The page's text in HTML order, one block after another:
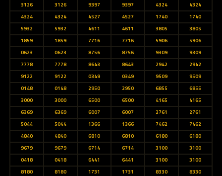
3126
3126 9397 9397 4324
4324
4324
4324 4527 4527 1740
1740
5932
5932 4611 4611 3805
3805
1859
1859 7716 7716 5906
5906
0623
0623 8756 8756 9309
9309
7778
7778 8643 8643 2942
2942
9122
9122 0349 0349 9509
9509
0148
0148 2950 2950 6855
6855
3000
3000 6500 6500 4165
4165
6369
6369 6007 6007 2761
2761
5044
5044 1366 1366 7462
7462
4840
4840 6810 6810 6180
6180
9679
9679 6714 6714 3100
3100
0418
0418 6441 6441 3100
3100
8180
8180 1731 1731 8330
8330